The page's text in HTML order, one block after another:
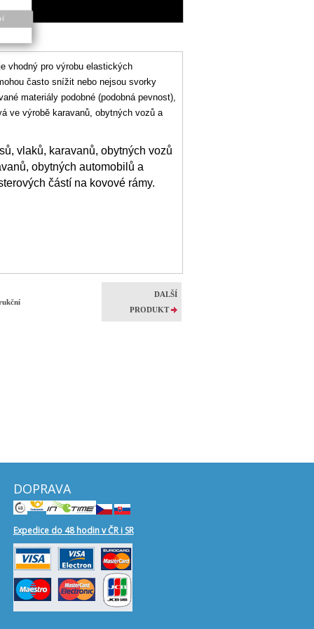
vhodný pro výrobu elastických
často snížit nebo nejsou svorky
materiály podobné (podobná pevnost),
ve výrobě karavanů, obytných vozů a
vlaků, karavanů, obytných vozů
obytných automobilů a
částí na kovové rámy.
DALŠÍ
PRODUKT
DOPRAVA
Expedice do 48 hodin v ČR i SR